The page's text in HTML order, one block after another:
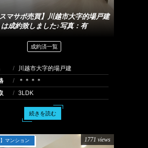
スマサポ売買】川越市大字的場戸建
は成約致しました♪写真：有
成約済一覧
川越市大字的場戸建
＊＊＊＊
3LDK
続きを読む
】マンション 1771 views